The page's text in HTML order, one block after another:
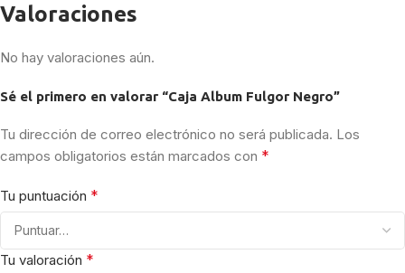
Valoraciones
No hay valoraciones aún.
Sé el primero en valorar “Caja Album Fulgor Negro”
Tu dirección de correo electrónico no será publicada. Los
campos obligatorios están marcados con *
Tu puntuación *
Tu valoración *